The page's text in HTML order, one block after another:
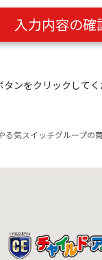
入力内容の確
ンをクリックして
気スイッチグループ